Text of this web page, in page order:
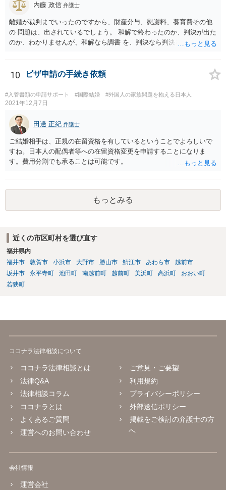
内藤 政信 弁護士
離婚が裁判までいったのですから、財産分与、慰謝料、養育費その他
の 問題は、出されているでしょう。 和解で終わったのか、判決が出た
のか、わかりませんが、和解なら調書 を、判決なら判決を見せてもら
詳しく、双方の主張を 知ることができるでしょう。 疑問のいくつか
は、理解にいたるでしょう。 虐待でもないと、あなたの方から、父親
10 ビザ申請の手続き依頼
#入管書類の申請サポート #国際結婚 #外国人の家族問題を抱える日本人
2021年12月7日
田邊 正紀 弁護士
ご結婚相手は、正規の在留資格を有しているということでよろしいで
すね。日本人の配偶者等への在留資格変更を申請することになりま
す。費用分割でも承ることは可能です。
もっとみる
近くの市区町村を選び直す
福井県内
福井市
敦賀市 小浜市 大野市 勝山市 鯖江市 あわら市
越前市
坂井市
永平寺町 池田町 南越前町 越前町 美浜町 高浜町
おおい町
若狭町
ココナラ法律相談について
ココナラ法律相談とは
法律Q&A
法律相談コラム
ココナラとは
よくあるご質問
運営へのお問い合わせ
ご意見・ご要望
利用規約
プライバシーポリシー
外部送信ポリシー
掲載をご検討の弁護士の方
へ
会社情報
運営会社